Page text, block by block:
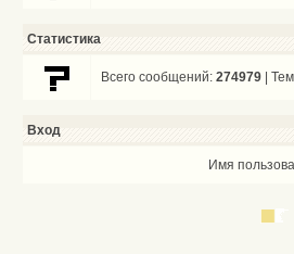
Статистика
Всего сообщений: 274979 |
Вход
Имя